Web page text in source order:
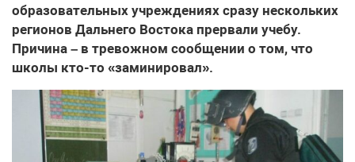
образовательных учреждениях сразу нескольких
регионов Дальнего Востока прервали учебу.
Причина – в тревожном сообщении о том, что
школы кто-то «заминировал».